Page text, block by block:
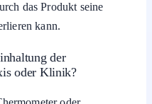
das Produkt seine
kann.
der
oder Klinik?